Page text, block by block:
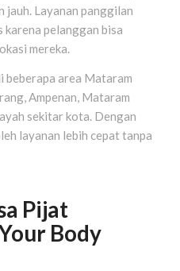
jauh. Layanan panggilan
pelanggan bisa
mereka.
beberapa area Mataram
Ampenan, Mataram
sekitar kota. Dengan
layanan lebih cepat tanpa
Pijat
Body